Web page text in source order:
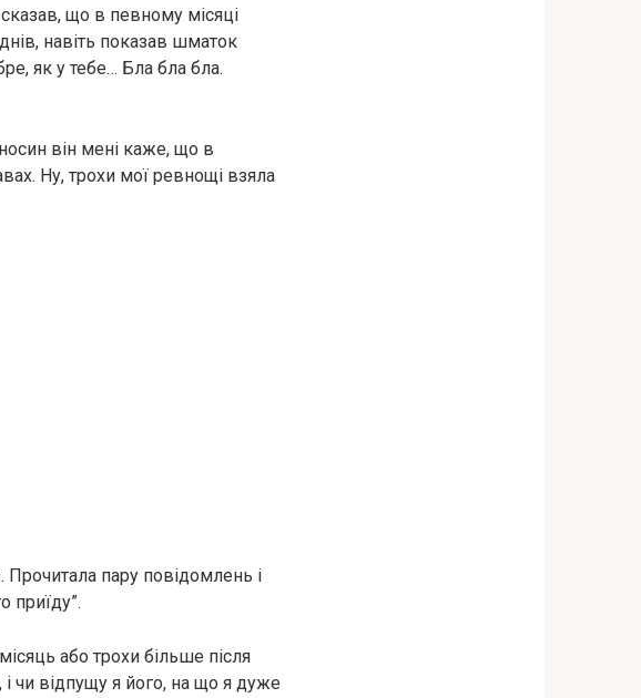
що в певному місяці
навіть показав шматок
як у тебе… Бла бла бла.
він мені каже, що в
Ну, трохи мої ревнощі взяла
пару повідомлень і
приїду”.
або трохи більше після
чи відпущу я його, на що я дуже